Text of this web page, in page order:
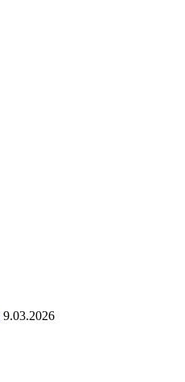
9.03.2026